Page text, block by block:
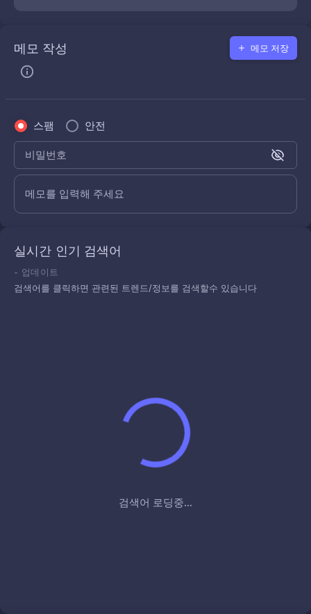
메모 작성 메모 저장
스팸 안전
비밀번호
메모를 입력해 주세요
실시간 인기 검색어
- 업데이트
검색어를 클릭하면 관련된 트렌드/정보를 검색할수 있습니다
검색어 로딩중...